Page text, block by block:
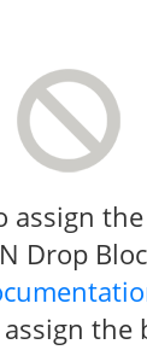
assign
Drop
the